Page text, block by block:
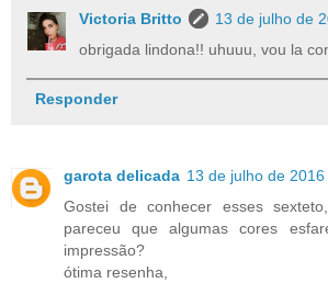
Victoria Britto
13 de julho de
obrigada lindona!! uhuuu, vou la
Responder
garota delicada 13 de julho de
Gostei de conhecer esses
pareceu que algumas cores
impressão?
ótima resenha,